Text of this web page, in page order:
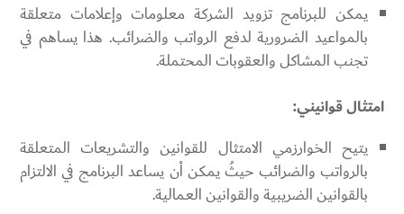
يمكن للبرنامج تزويد الشركة معلومات وإعلامات متعلقة
بالمواعيد الضرورية لدفع الرواتب والضرائب. هذا يساهم في
تجنب المشاكل والعقوبات المحتملة.
امتثال قوانيني:
يتيح الخوارزمي الامتثال للقوانين والتشريعات المتعلقة
بالرواتب والضرائب حيثُ يمكن أن يساعد البرنامج في الالتزام
بالقوانين الضريبية والقوانين العمالية.